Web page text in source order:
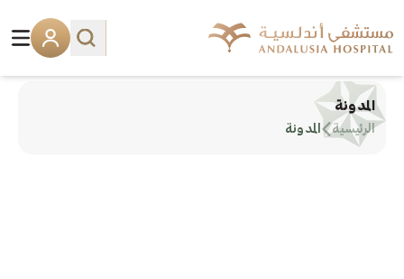
المدونة
الرئيسية المدونة